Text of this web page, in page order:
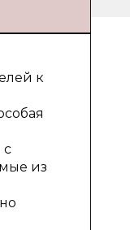
к
с
из